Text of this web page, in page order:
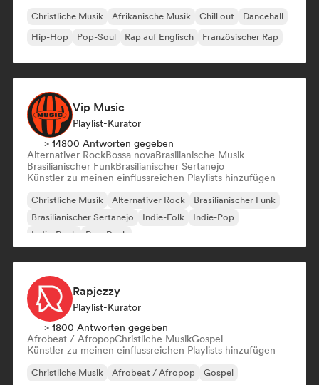
Christliche Musik Afrikanische Musik Chill out
Dancehall
Hip-Hop
Pop-Soul Rap auf Englisch Französischer Rap
Vip Music
Playlist-Kurator
> 14800 Antworten gegeben
Alternativer RockBossa novaBrasilianische Musik
Brasilianischer FunkBrasilianischer Sertanejo
Künstler zu meinen einflussreichen Playlists hinzufügen
Christliche Musik Alternativer Rock
Brasilianischer Funk
Brasilianischer Sertanejo
Indie-Folk
Indie-Pop
Indie-Rock
Pop-Rock
Rapjezzy
Playlist-Kurator
> 1800 Antworten gegeben
Afrobeat / AfropopChristliche MusikGospel
Künstler zu meinen einflussreichen Playlists hinzufügen
Christliche Musik Afrobeat / Afropop Gospel